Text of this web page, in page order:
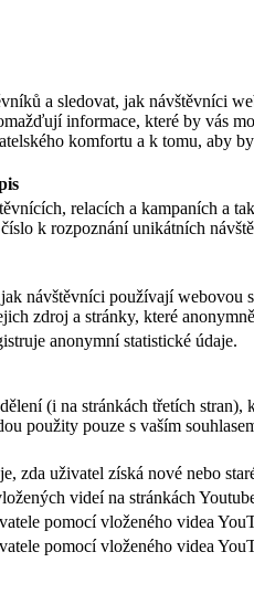
a sledovat, jak návštěvníci
informace, které by vás
komfortu a k tomu, aby
relacích a kampaních a
k rozpoznání unikátních
návštěvníci používají webovou
zdroj a stránky, které
anonymní statistické údaje.
(i na stránkách třetích
použity pouze s vaším
zda uživatel získá nové nebo
videí na stránkách
pomocí vloženého videa
pomocí vloženého videa